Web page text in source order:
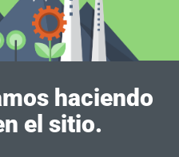
haciendo
el sitio.